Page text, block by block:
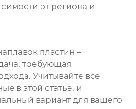
от региона и
пластин –
требующая
Учитывайте все
в этой статье, и
вариант для вашего